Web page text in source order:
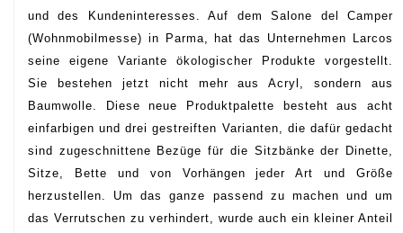
und des Kundeninteresses. Auf dem Salone del Camper
(Wohnmobilmesse) in Parma, hat das Unternehmen Larcos
seine eigene Variante ökologischer Produkte vorgestellt.
Sie bestehen jetzt nicht mehr aus Acryl, sondern aus
Baumwolle. Diese neue Produktpalette besteht aus acht
einfarbigen und drei gestreiften Varianten, die dafür gedacht
sind zugeschnittene Bezüge für die Sitzbänke der Dinette,
Sitze, Bette und von Vorhängen jeder Art und Größe
herzustellen. Um das ganze passend zu machen und um
das Verrutschen zu verhindert, wurde auch ein kleiner Anteil